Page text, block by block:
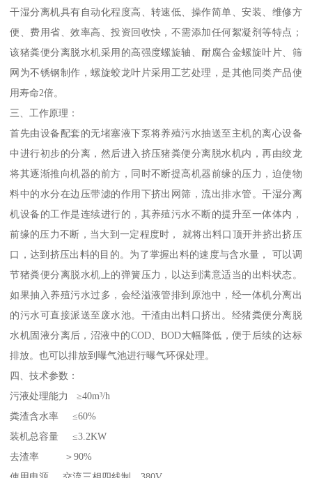
干湿分离机具有自动化程度高、转速低、操作简单、安装、维修方
便、费用省、效率高、投资回收快，不需添加任何絮凝剂等特点；
该猪粪便分离脱水机采用的高强度螺旋轴、耐腐合金螺旋叶片、筛
网为不锈钢制作，螺旋蛟龙叶片采用工艺处理，是其他同类产品使
用寿命2倍。
三、工作原理：
首先由设备配套的无堵塞液下泵将养殖污水抽送至主机的离心设备
中进行初步的分离，然后进入挤压猪粪便分离脱水机内，再由绞龙
将其逐渐推向机器的前方，同时不断提高机器前缘的压力，迫使物
料中的水分在边压带滤的作用下挤出网筛，流出排水管。干湿分离
机设备的工作是连续进行的，其养殖污水不断的提升至一体体内，
前缘的压力不断，当大到一定程度时， 就将出料口顶开并挤出挤压
口，达到挤压出料的目的。为了掌握出料的速度与含水量， 可以调
节猪粪便分离脱水机上的弹簧压力，以达到满意适当的出料状态。
如果抽入养殖污水过多，会经溢液管排到原池中，经一体机分离出
的污水可直接派送至废水池。干渣由出料口挤出。经猪粪便分离脱
水机固液分离后，沼液中的COD、BOD大幅降低，便于后续的达标
排放。也可以排放到曝气池进行曝气环保处理。
四、技术参数：
污液处理能力 ≥40m³/h
粪渣含水率 ≤60%
装机总容量 ≤3.2KW
去渣率 ＞90%